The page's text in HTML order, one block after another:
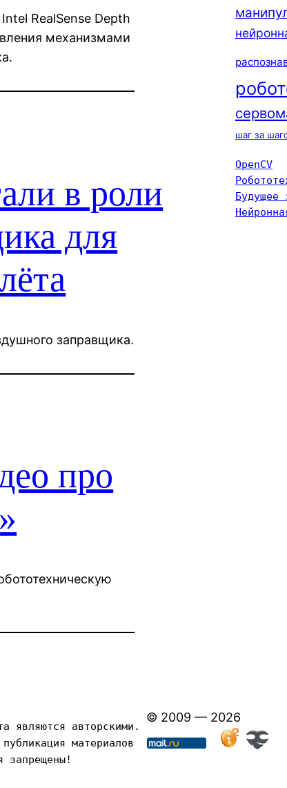
RealSense Depth
механизмами
в роли
для
заправщика.
про
шаг за
OpenCV
Будущее
являются авторскими.
материалов
запрещены!
© 2009 — 2026